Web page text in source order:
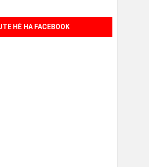
НÈ НА FACEBOOK